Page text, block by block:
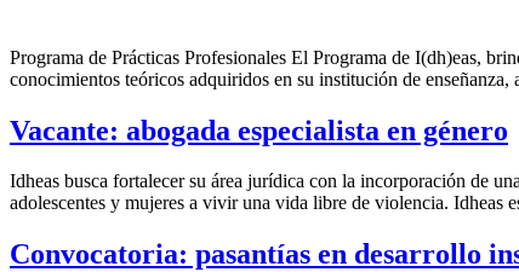
Programa de Prácticas Profesionales El Programa de I(dh)eas,
conocimientos teóricos adquiridos en su institución de
Vacante: abogada especialista en género
Idheas busca fortalecer su área jurídica con la incorporación de
adolescentes y mujeres a vivir una vida libre de violencia.
Convocatoria: pasantías en desarrollo